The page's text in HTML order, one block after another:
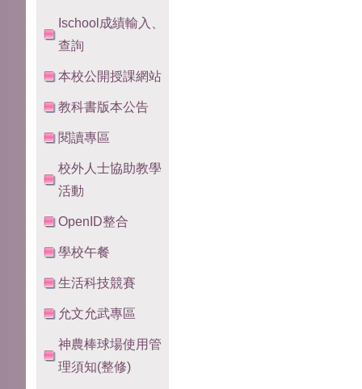
Ischool成績輸入、
查詢
本校公開授課網站
教科書版本公告
閱讀專區
校外人士協助教學
活動
OpenID整合
學校午餐
生活科技競賽
允文允武專區
神農棒球場使用管
理須知(整修)